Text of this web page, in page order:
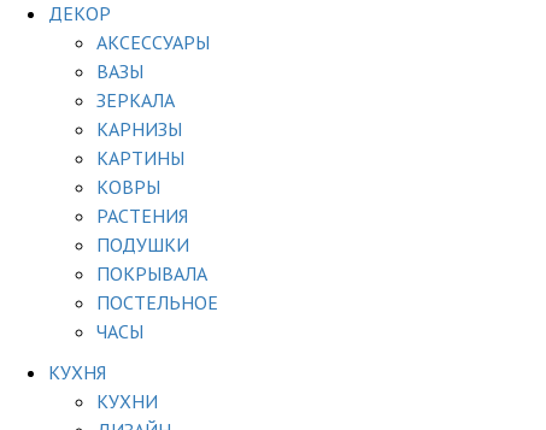
ДЕКОР
АКСЕССУАРЫ
ВАЗЫ
ЗЕРКАЛА
КАРНИЗЫ
КАРТИНЫ
КОВРЫ
РАСТЕНИЯ
ПОДУШКИ
ПОКРЫВАЛА
ПОСТЕЛЬНОЕ
ЧАСЫ
КУХНЯ
КУХНИ